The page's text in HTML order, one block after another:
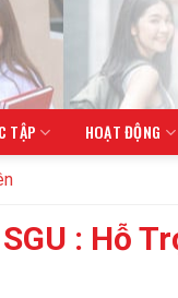
TẬP HOẠT ĐỘNG
: Hỗ